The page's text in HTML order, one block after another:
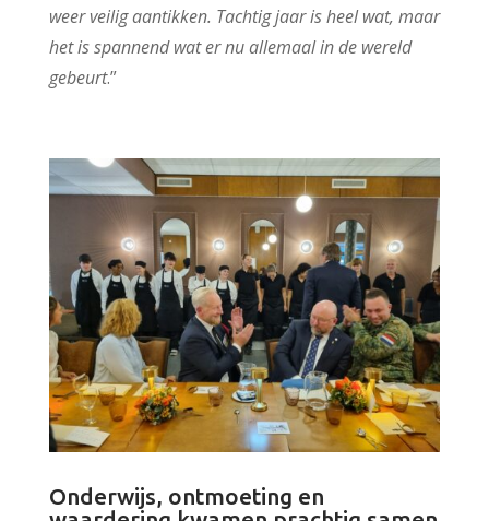
weer veilig aantikken. Tachtig jaar is heel wat, maar
het is spannend wat er nu allemaal in de wereld
gebeurt.”
Onderwijs, ontmoeting en